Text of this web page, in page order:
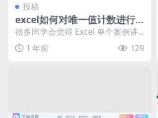
投稿
excel如何对唯一值计数进行
筛选 分享二种方法
很多同学会觉得 Excel 单个案例讲
解有些碎片化，初学者未必能完全
理解和掌握。...
1 年前 129